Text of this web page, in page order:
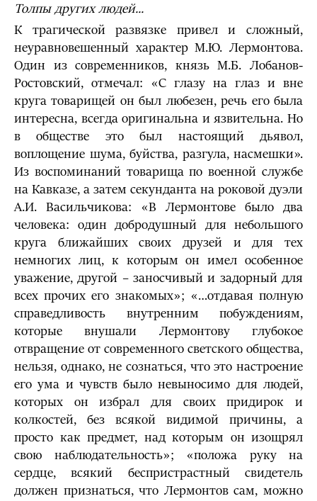
Толпы других людей...
К трагической развязке привел и сложный,
неуравновешенный характер М.Ю. Лермонтова.
Один из современников, князь М.Б. Лобанов-
Ростовский, отмечал: «С глазу на глаз и вне
круга товарищей он был любезен, речь его была
интересна, всегда оригинальна и язвительна. Но
в обществе это был настоящий дьявол,
воплощение шума, буйства, разгула, насмешки».
Из воспоминаний товарища по военной службе
на Кавказе, а затем секунданта на роковой дуэли
А.И. Васильчикова: «В Лермонтове было два
человека: один добродушный для небольшого
круга ближайших своих друзей и для тех
немногих лиц, к которым он имел особенное
уважение, другой – заносчивый и задорный для
всех прочих его знакомых»; «…отдавая полную
справедливость внутренним побуждениям,
которые внушали Лермонтову глубокое
отвращение от современного светского общества,
нельзя, однако, не сознаться, что это настроение
его ума и чувств было невыносимо для людей,
которых он избрал для своих придирок и
колкостей, без всякой видимой причины, а
просто как предмет, над которым он изощрял
свою наблюдательность»; «положа руку на
сердце, всякий беспристрастный свидетель
должен признаться, что Лермонтов сам, можно